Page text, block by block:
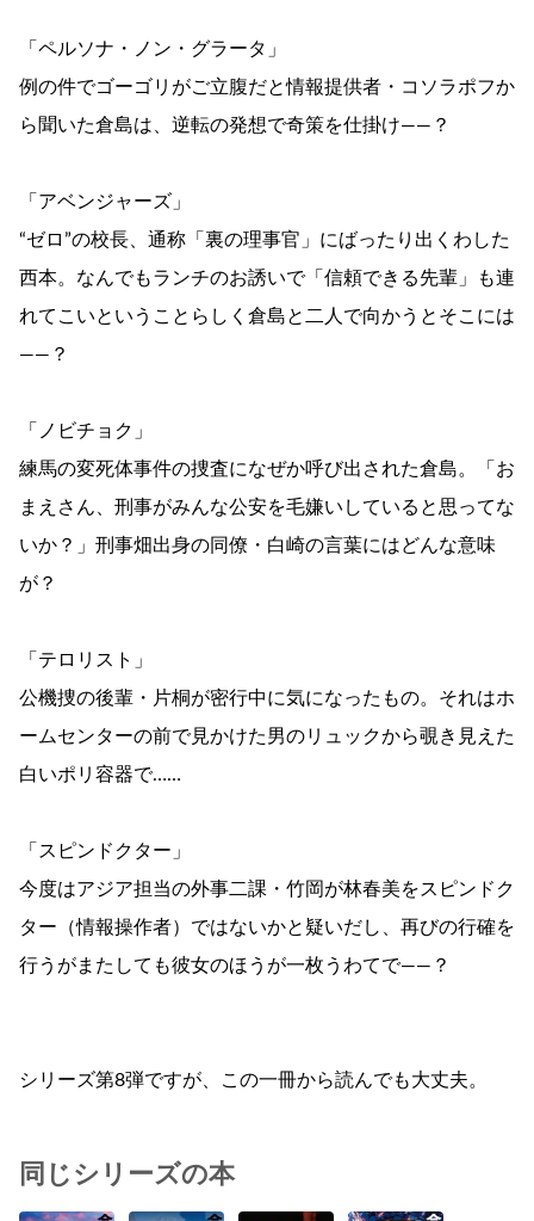
「ペルソナ・ノン・グラータ」
例の件でゴーゴリがご立腹だと情報提供者・コソラポフか
ら聞いた倉島は、逆転の発想で奇策を仕掛け――？
「アベンジャーズ」
“ゼロ”の校長、通称「裏の理事官」にばったり出くわした
西本。なんでもランチのお誘いで「信頼できる先輩」も連
れてこいということらしく倉島と二人で向かうとそこには
――？
「ノビチョク」
練馬の変死体事件の捜査になぜか呼び出された倉島。「お
まえさん、刑事がみんな公安を毛嫌いしていると思ってな
いか？」刑事畑出身の同僚・白崎の言葉にはどんな意味
が？
「テロリスト」
公機捜の後輩・片桐が密行中に気になったもの。それはホ
ームセンターの前で見かけた男のリュックから覗き見えた
白いポリ容器で……
「スピンドクター」
今度はアジア担当の外事二課・竹岡が林春美をスピンドク
ター（情報操作者）ではないかと疑いだし、再びの行確を
行うがまたしても彼女のほうが一枚うわてで――？
シリーズ第8弾ですが、この一冊から読んでも大丈夫。
同じシリーズの本